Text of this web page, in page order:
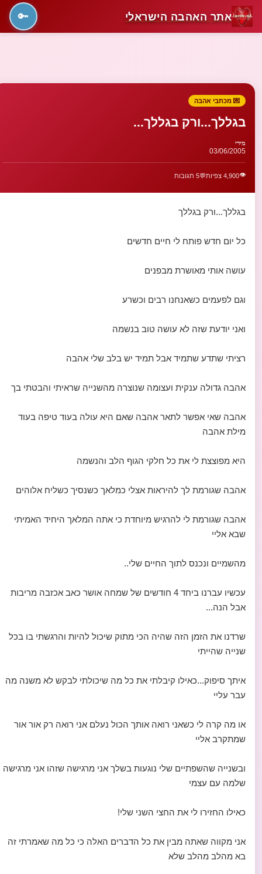
אתר האהבה הישראלי 🔑
💌 מכתבי אהבה
בגללך...ורק בגללך...
מירי
03/06/2005
👁️4,900 צפיות 💬5 תגובות
בגללך...ורק בגללך
כל יום חדש פותח לי חיים חדשים
עושה אותי מאושרת מבפנים
וגם לפעמים כשאנחנו רבים וכשרע
ואני יודעת שזה לא עושה טוב בנשמה
רציתי שתדע שתמיד אבל תמיד יש בלב שלי אהבה
אהבה גדולה ענקית ועצומה שנוצרה מהשנייה שראיתי והבטתי בך
אהבה שאי אפשר לתאר אהבה שאם היא עולה בעוד טיפה בעוד
מילת אהבה
היא מפוצצת לי את כל חלקי הגוף הלב והנשמה
אהבה שגורמת לך להיראות אצלי כמלאך כשנסיך כשליח אלוהים
אהבה שגורמת לי להרגיש מיוחדת כי אתה המלאך היחיד האמיתי
שבא אליי
מהשמיים ונכנס לתוך החיים שלי..
עכשיו עברנו ביחד 4 חודשים של שמחה אושר כאב אכזבה מריבות
אבל הנה...
שרדנו את הזמן הזה שהיה הכי מתוק שיכול להיות והרגשתי בו בכל
שנייה שהייתי
איתך סיפוק...כאילו קיבלתי את כל מה שיכולתי לבקש לא משנה מה
עבר עליי
או מה קרה לי כשאני רואה אותך הכול נעלם אני רואה רק אור אור
שמתקרב אליי
ובשנייה שהשפתיים שלי נוגעות בשלך אני מרגישה שזהו אני מרגישה
שלמה עם עצמי
כאילו החזירו לי את החצי השני שלי!
אני מקווה שאתה מבין את כל הדברים האלה כי כל מה שאמרתי זה
בא מהלב מהלב שלא